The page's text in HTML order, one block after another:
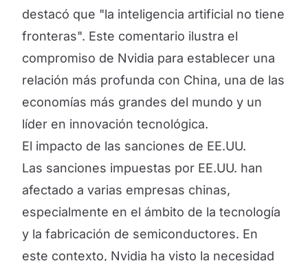
destacó que "la inteligencia artificial no tiene
fronteras". Este comentario ilustra el
compromiso de Nvidia para establecer una
relación más profunda con China, una de las
economías más grandes del mundo y un
líder en innovación tecnológica.
El impacto de las sanciones de EE.UU.
Las sanciones impuestas por EE.UU. han
afectado a varias empresas chinas,
especialmente en el ámbito de la tecnología
y la fabricación de semiconductores. En
este contexto, Nvidia ha visto la necesidad